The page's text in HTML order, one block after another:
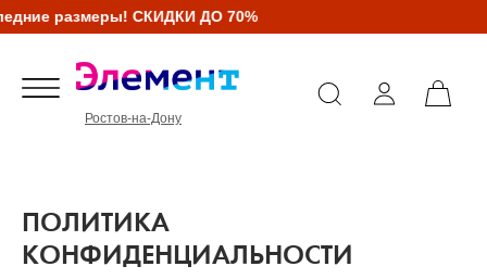
размеры! СКИДКИ ДО 70%
Ростов-на-Дону
ПОЛИТИКА
КОНФИДЕНЦИАЛЬНОСТИ